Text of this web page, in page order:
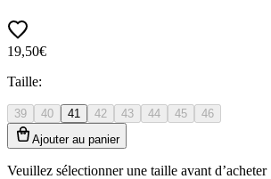
19,50€
Taille:
39 40 41 42 43 44 45
46
Ajouter au panier
Veuillez sélectionner une taille avant d’acheter